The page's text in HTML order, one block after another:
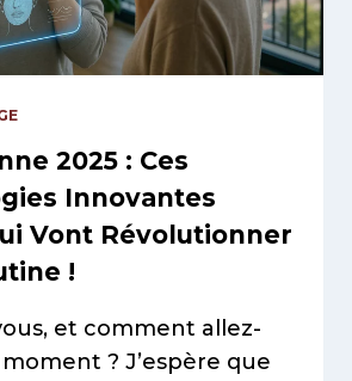
SUCCÈS
PERSONNALISÉ
SANS
INUTILE
2025 : Ces
Innovantes
Vont Révolutionner
!
et comment allez-
? J’espère que